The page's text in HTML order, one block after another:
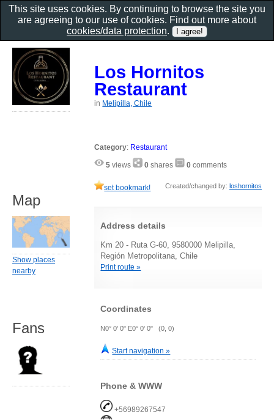
Los Hornitos
Restaurant
in Melipilla, Chile
Category: Restaurant
5 views 0 shares 0 comments
set bookmark! Created/changed by: loshornitos
Address details
Km 20 - Ruta G-60, 9580000 Melipilla,
Región Metropolitana, Chile
Print route »
Coordinates
N0° 0' 0" E0° 0' 0" (0, 0)
Start navigation »
Phone & WWW
+56989267547
Map
Show places
nearby
Fans
This site uses cookies. By continuing to browse the site you
are agreeing to our use of cookies. Find out more about
cookies/data protection.